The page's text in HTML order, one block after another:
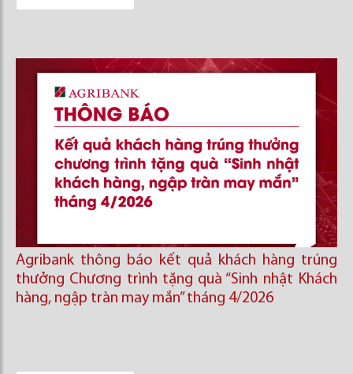
Agribank thông báo kết quả khách hàng trúng
thưởng Chương trình tặng quà “Sinh nhật Khách
hàng, ngập tràn may mắn” tháng 4/2026